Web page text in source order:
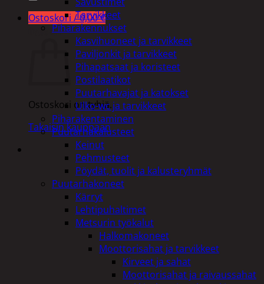
Ostoskori /0,00€
Ostoskori
Ostoskori on tyhjä.
Takaisin kauppaan
Tarvikkeet
Piharakennukset
Kasvihuoneet ja tarvikkeet
Paviljonkit ja tarvikkeet
Pihapatsaat ja koristeet
Postilaatikot
Puutarhavajat ja katokset
Ulko-wc ja tarvikkeet
Piharakentaminen
Puutarhakalusteet
Keinut
Pehmusteet
Pöydät, tuolit ja kalusteryhmät
Puutarhakoneet
Kärryt
Lehtipuhaltimet
Metsurin työkalut
Halkomakoneet
Moottorisahat ja tarvikkeet
Kirveet ja sahat
Moottorisahat ja raivaussahat